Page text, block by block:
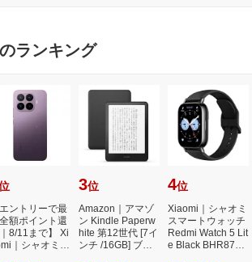
ランキング
エントリーで最
額ポイント還
8/11まで】 Xi
｜シャオミ
3位
Amazon｜アマゾ
ン Kindle Paperw
hite 第12世代 [7イ
ンチ /16GB] ブラ
4位
Xiaomi｜シャオミ
スマートウォッチ
Redmi Watch 5 Lit
e Black BHR8789